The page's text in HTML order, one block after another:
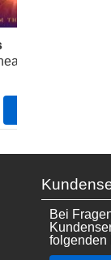
Bei
folgenden